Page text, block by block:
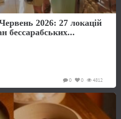
2026: 27 локацій
бессарабських...
4812
0
0